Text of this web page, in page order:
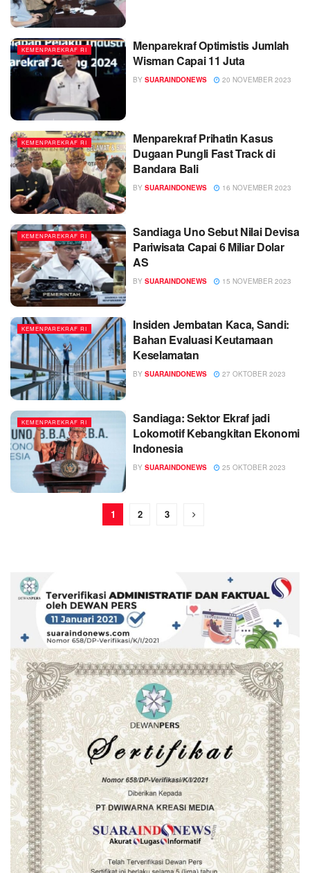
KEMENPAREKRAF RI
Menparekraf Optimistis Jumlah
Wisman Capai 11 Juta
BY SUARAINDONEWS 20 NOVEMBER 2023
KEMENPAREKRAF RI
Menparekraf Prihatin Kasus
Dugaan Pungli Fast Track di
Bandara Bali
BY SUARAINDONEWS 16 NOVEMBER 2023
KEMENPAREKRAF RI
Sandiaga Uno Sebut Nilai Devisa
Pariwisata Capai 6 Miliar Dolar
AS
BY SUARAINDONEWS 15 NOVEMBER 2023
KEMENPAREKRAF RI
Insiden Jembatan Kaca, Sandi:
Bahan Evaluasi Keutamaan
Keselamatan
BY SUARAINDONEWS 27 OKTOBER 2023
KEMENPAREKRAF RI
Sandiaga: Sektor Ekraf jadi
Lokomotif Kebangkitan Ekonomi
Indonesia
BY SUARAINDONEWS 25 OKTOBER 2023
1 2 3